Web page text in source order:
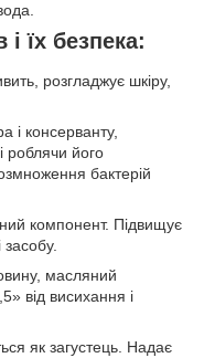
їх безпека:
розгладжує шкіру,
і консерванту,
роблячи його
бактерій
компонент. Підвищує
масляний
від висихання і
як загустець. Надає